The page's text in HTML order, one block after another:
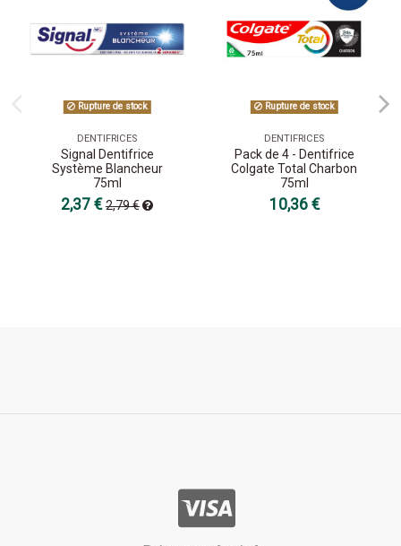
Rupture de stock
DENTIFRICES
Signal Dentifrice
Système Blancheur
75ml
2,37 €2,79 €
Rupture de stock
DENTIFRICES
Pack de 4 - Dentifrice
Colgate Total Charbon
75ml
10,36 €